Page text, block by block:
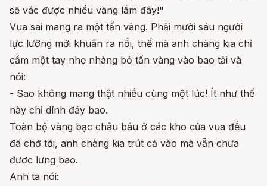
sẽ vác được nhiều vàng lắm đây!"
Vua sai mang ra một tấn vàng. Phải mười sáu người
lực lưỡng mới khuân ra nổi, thế mà anh chàng kia chỉ
cầm một tay nhẹ nhàng bỏ tấn vàng vào bao tải và
nói:
- Sao không mang thật nhiều cùng một lúc! Ít như thế
này chỉ dính đáy bao.
Toàn bộ vàng bạc châu báu ở các kho của vua đều
đã chở tới, anh chàng kia trút cả vào mà vẫn chưa
được lưng bao.
Anh ta nói: